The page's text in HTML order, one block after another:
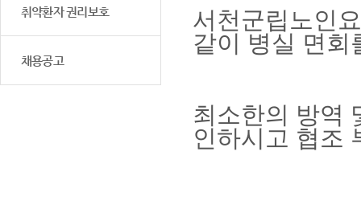
취약환자 권리보호
채용공고
서천군립노인
같이 병실 면회
최소한의 방역
인하시고 협조